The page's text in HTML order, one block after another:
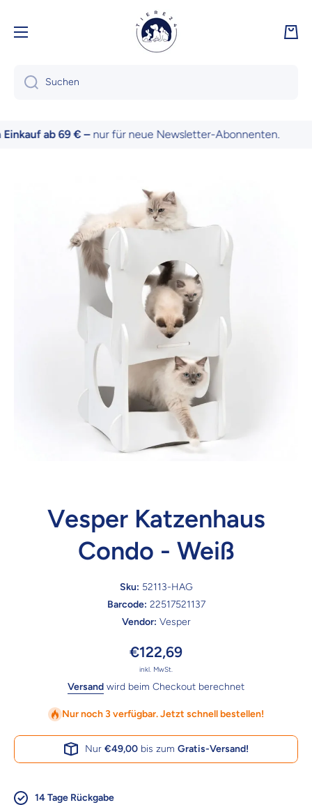
Suchen
ab 69 € –nur für neue Newsletter-Abonnenten.
Vesper Katzenhaus
Condo - Weiß
Sku: 52113-HAG
Barcode: 22517521137
Vendor: Vesper
€122,69
inkl. MwSt.
Versand wird beim Checkout berechnet
Nur noch 3 verfügbar. Jetzt schnell bestellen!
Nur €49,00bis zum Gratis-Versand!
14 Tage Rückgabe